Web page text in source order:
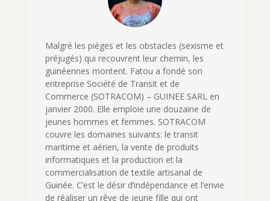
Malgré les pièges et les obstacles (sexisme et
préjugés) qui recouvrent leur chemin, les
guinéennes montent. Fatou a fondé son
entreprise Société de Transit et de
Commerce (SOTRACOM) – GUINEE SARL en
janvier 2000. Elle emploie une douzaine de
jeunes hommes et femmes. SOTRACOM
couvre les domaines suivants: le transit
maritime et aérien, la vente de produits
informatiques et la production et la
commercialisation de textile artisanal de
Guinée. C’est le désir d’indépendance et l’envie
de réaliser un rêve de jeune fille qui ont